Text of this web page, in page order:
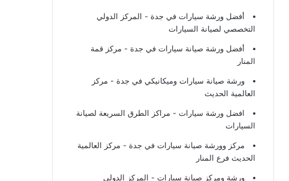
أفضل ورشة سيارات في جدة - المركز الدولي
التخصصي لصيانة السيارات
أفضل ورشة صيانة سيارات في جدة - مركز قمة
المنار
ورشة صيانة سيارات وميكانيكي في جدة - مركز
العالمية الحديث
افضل ورشة سيارات - مراكز الطرق السريعة لصيانة
السيارات
مركز وورشة صيانة سيارات في جدة - مركز العالمية
الحديث فرع المنار
ورشة ومركز صيانة سيارات - المركز الدولي